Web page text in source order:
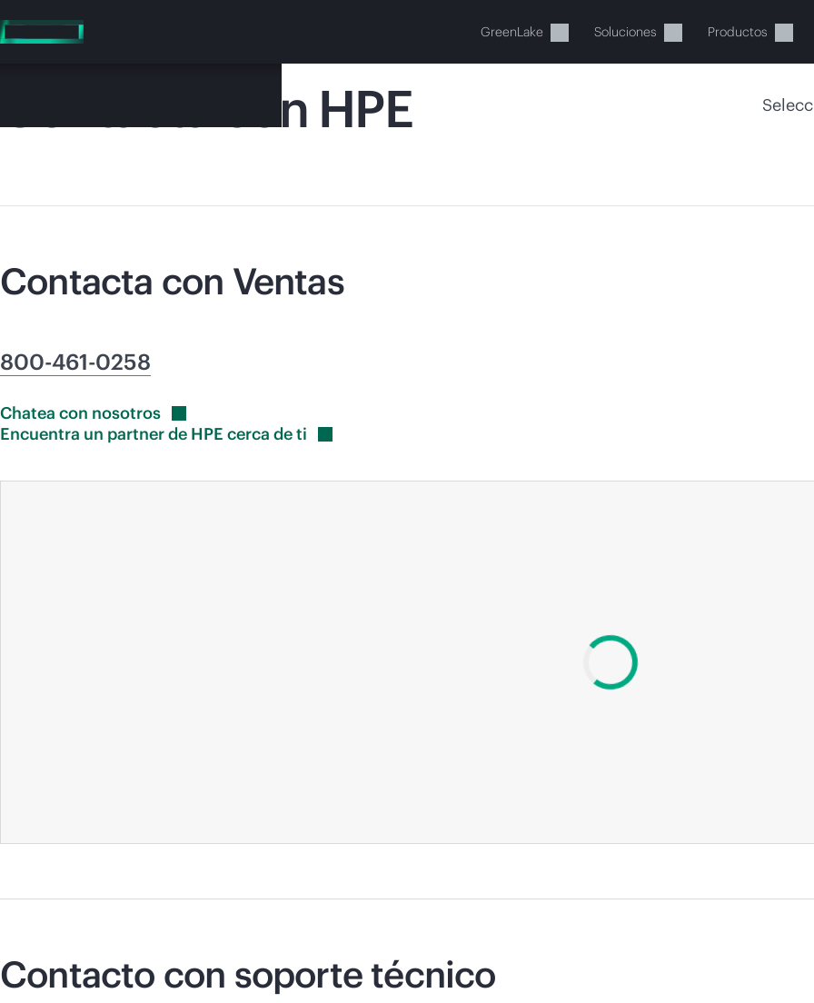
al
contenido
GreenLake Soluciones Productos
Dirígete a la tienda de HPE para encontrar lo que buscas, configurarlo
Contacta con HPE
Contacta con Ventas
800-461-0258
Chatea con nosotros
Encuentra un partner de HPE cerca deti
Contacto con soporte técnico